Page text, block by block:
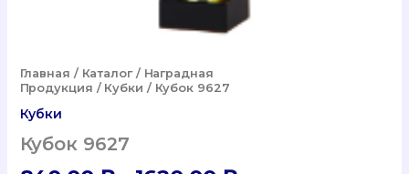
Главная / Каталог/ Наградная
Продукция / Кубки / Кубок 9627
Кубки
Кубок 9627